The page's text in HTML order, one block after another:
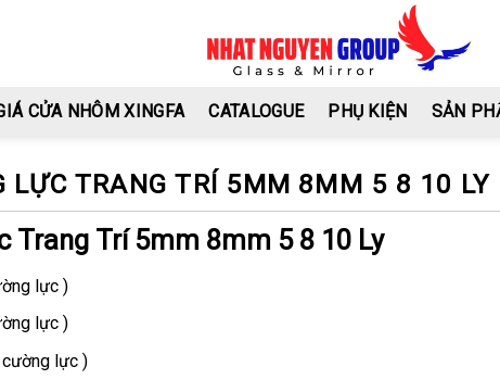
CỬA NHÔM XINGFA CATALOGUE PHỤ KIỆN SẢN
LỰC TRANG TRÍ 5MM 8MM 5 8 10 LY
Trang Trí 5mm 8mm 5 8 10 Ly
lực )
lực )
lực )